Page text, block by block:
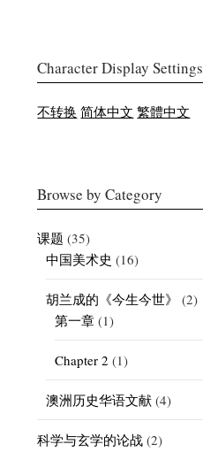
Character Display Settings
不转换 简体中文 繁體中文
Browse by Category
课题 (35)
中国美术史 (16)
胡兰成的《今生今世》 (2)
第一章 (1)
Chapter 2 (1)
澳洲历史华语文献 (4)
科学与玄学的论战 (2)